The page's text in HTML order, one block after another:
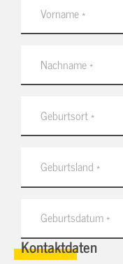
Kontaktdaten